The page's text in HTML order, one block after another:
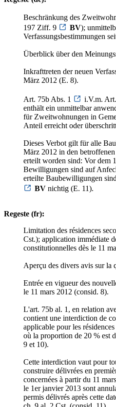
Beschränkung des
197 Ziff. 9
BV);
Verfassungsbestimmungen
Überblick über den
Inkrafttreten der neuen
März 2012 (E. 8).
Art. 75b Abs. 1 i.V.m.
enthält ein unmittelbar
für Zweitwohnungen in
Anteil erreicht oder
Dieses Verbot gilt für alle
März 2012 in den
erteilt worden sind: Vor dem
Bewilligungen sind auf
erteilte Baubewilligungen
BV nichtig (E. 11).
Regeste (fr):
Limitation des résidences
Cst.); application immédiate
constitutionnelles dès le 11
Aperçu des divers avis sur la
Entrée en vigueur des
le 11 mars 2012 (consid. 8).
L'art. 75b al. 1, en relation
contient une interdiction de
applicable pour les
où la proportion de 20 % est
9 et 10).
Cette interdiction vaut pour
construire délivrées en
concernées à partir du 11
le 1er janvier 2013 sont
permis délivrés après cette